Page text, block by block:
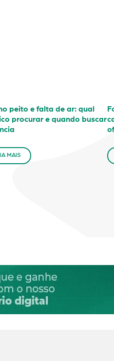
peito e falta de ar: qual
procurar e quando buscar
MAIS